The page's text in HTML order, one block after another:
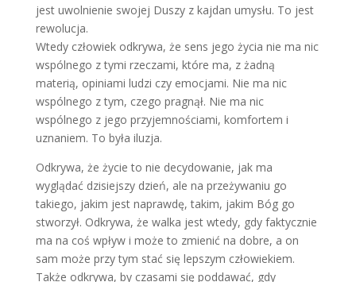
jest uwolnienie swojej Duszy z kajdan umysłu. To jest
rewolucja.
Wtedy człowiek odkrywa, że sens jego życia nie ma nic
wspólnego z tymi rzeczami, które ma, z żadną
materią, opiniami ludzi czy emocjami. Nie ma nic
wspólnego z tym, czego pragnął. Nie ma nic
wspólnego z jego przyjemnościami, komfortem i
uznaniem. To była iluzja.
Odkrywa, że życie to nie decydowanie, jak ma
wyglądać dzisiejszy dzień, ale na przeżywaniu go
takiego, jakim jest naprawdę, takim, jakim Bóg go
stworzył. Odkrywa, że walka jest wtedy, gdy faktycznie
ma na coś wpływ i może to zmienić na dobre, a on
sam może przy tym stać się lepszym człowiekiem.
Także odkrywa, by czasami się poddawać, gdy